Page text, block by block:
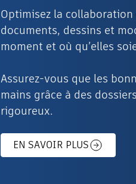
Optimisez la
documents, dessins et
moment et où qu’elles
Assurez-vous que les
mains grâce à des
rigoureux.
EN SAVOIR PLUS